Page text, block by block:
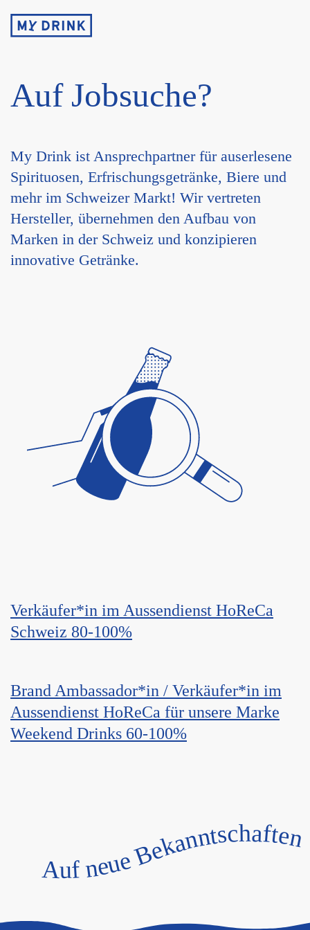
Auf Jobsuche?
My Drink ist Ansprechpartner für auserlesene
Spirituosen, Erfrischungsgetränke, Biere und
mehr im Schweizer Markt! Wir vertreten
Hersteller, übernehmen den Aufbau von
Marken in der Schweiz und konzipieren
innovative Getränke.
Verkäufer*in im Aussendienst HoReCa
Schweiz 80-100%
Brand Ambassador*in / Verkäufer*in im
Aussendienst HoReCa für unsere Marke
Weekend Drinks 60-100%
Auf neue Bekanntschaften